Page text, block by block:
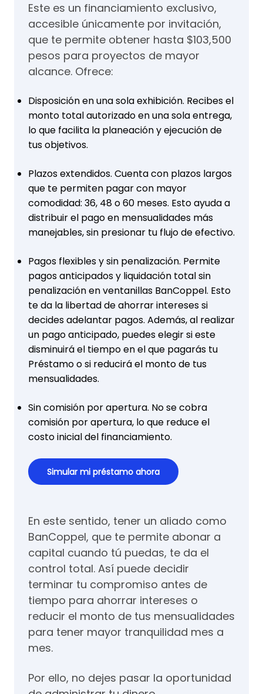
Este es un financiamiento exclusivo,
accesible únicamente por invitación,
que te permite obtener hasta $103,500
pesos para proyectos de mayor
alcance. Ofrece:
Disposición en una sola exhibición. Recibes el
monto total autorizado en una sola entrega,
lo que facilita la planeación y ejecución de
tus objetivos.
Plazos extendidos. Cuenta con plazos largos
que te permiten pagar con mayor
comodidad: 36, 48 o 60 meses. Esto ayuda a
distribuir el pago en mensualidades más
manejables, sin presionar tu flujo de efectivo.
Pagos flexibles y sin penalización. Permite
pagos anticipados y liquidación total sin
penalización en ventanillas BanCoppel. Esto
te da la libertad de ahorrar intereses si
decides adelantar pagos. Además, al realizar
un pago anticipado, puedes elegir si este
disminuirá el tiempo en el que pagarás tu
Préstamo o si reducirá el monto de tus
mensualidades.
Sin comisión por apertura. No se cobra
comisión por apertura, lo que reduce el
costo inicial del financiamiento.
Simular mi préstamo ahora
En este sentido, tener un aliado como
BanCoppel, que te permite abonar a
capital cuando tú puedas, te da el
control total. Así puede decidir
terminar tu compromiso antes de
tiempo para ahorrar intereses o
reducir el monto de tus mensualidades
para tener mayor tranquilidad mes a
mes.
Por ello, no dejes pasar la oportunidad